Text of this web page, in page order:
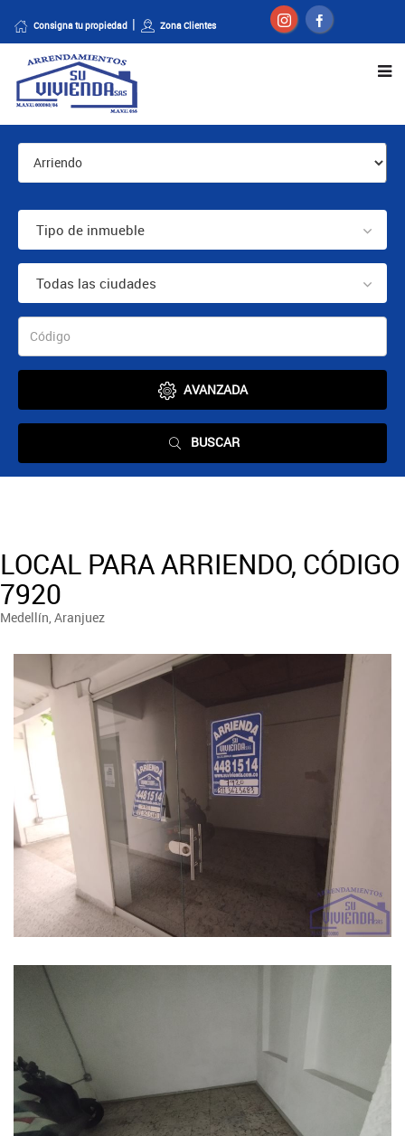
Consigna tu propiedad Zona Clientes
Tipo de inmueble
Todas las ciudades
AVANZADA
BUSCAR
LOCAL PARA ARRIENDO, CÓDIGO
7920
Medellín, Aranjuez